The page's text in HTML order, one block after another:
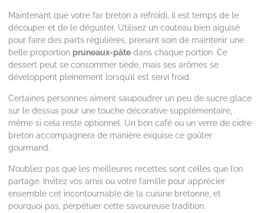
Maintenant que votre far breton a refroidi, il est temps de le
découper et de le déguster. Utilisez un couteau bien aiguisé
pour faire des parts régulières, prenant soin de maintenir une
belle proportion pruneaux-pâte dans chaque portion. Ce
dessert peut se consommer tiède, mais ses arômes se
développent pleinement lorsqu’il est servi froid.
Certaines personnes aiment saupoudrer un peu de sucre glace
sur le dessus pour une touche décorative supplémentaire,
même si cela reste optionnel. Un bon café ou un verre de cidre
breton accompagnera de manière exquise ce goûter
gourmand.
N’oubliez pas que les meilleures recettes sont celles que l’on
partage. Invitez vos amis ou votre famille pour apprécier
ensemble cet incontournable de la cuisine bretonne, et
pourquoi pas, perpétuer cette savoureuse tradition.